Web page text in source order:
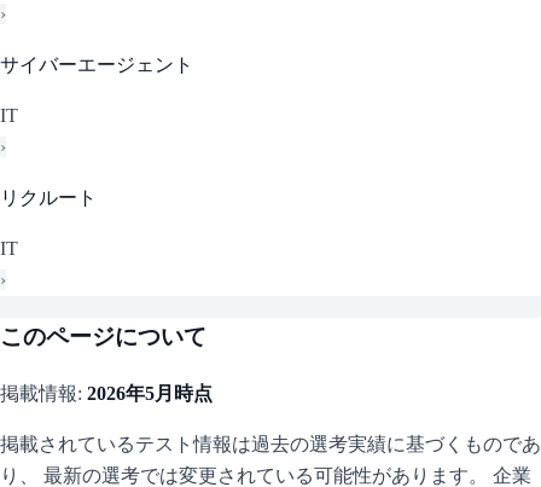
›
サイバーエージェント
IT
›
リクルート
IT
›
このページについて
掲載情報: 2026年5月 時点
掲載されているテスト情報は過去の選考実績に基づくものであ
り、 最新の選考では変更されている可能性があります。 企業